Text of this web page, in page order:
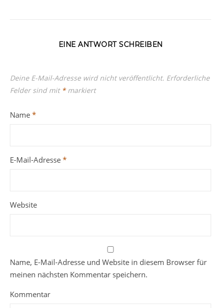
EINE ANTWORT SCHREIBEN
Deine E-Mail-Adresse wird nicht veröffentlicht. Erforderliche
Felder sind mit *markiert
Name *
E-Mail-Adresse *
Website
Name, E-Mail-Adresse und Website in diesem Browser für
meinen nächsten Kommentar speichern.
Kommentar